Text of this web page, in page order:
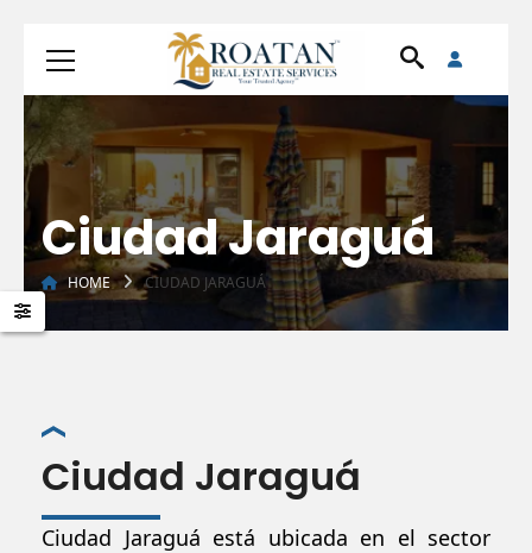
Ciudad Jaraguá
HOME CIUDAD JARAGUÁ
Ciudad Jaraguá
Ciudad Jaraguá está ubicada en el sector